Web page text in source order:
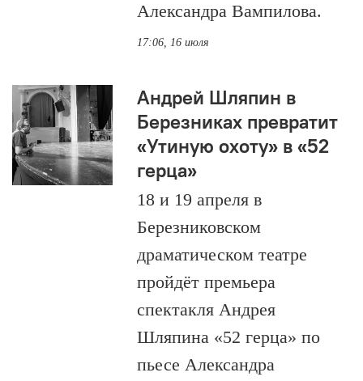
Александра Вампилова.
17:06, 16 июля
Андрей Шляпин в
Березниках превратит
«Утиную охоту» в «52
герца»
18 и 19 апреля в
Березниковском
драматическом театре
пройдёт премьера
спектакля Андрея
Шляпина «52 герца» по
пьесе Александра